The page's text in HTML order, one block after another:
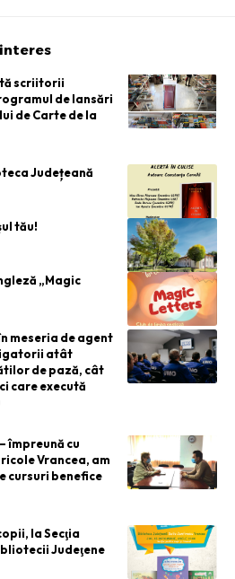
scriitorii
de lansări
de Carte de la
Județeană
tău!
„Magic
meseria de agent
atât
de pază, cât
care execută
împreună cu
Vrancea, am
cursuri benefice
la Secţia
Judeţene